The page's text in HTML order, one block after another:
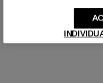
LIEFERUNG &